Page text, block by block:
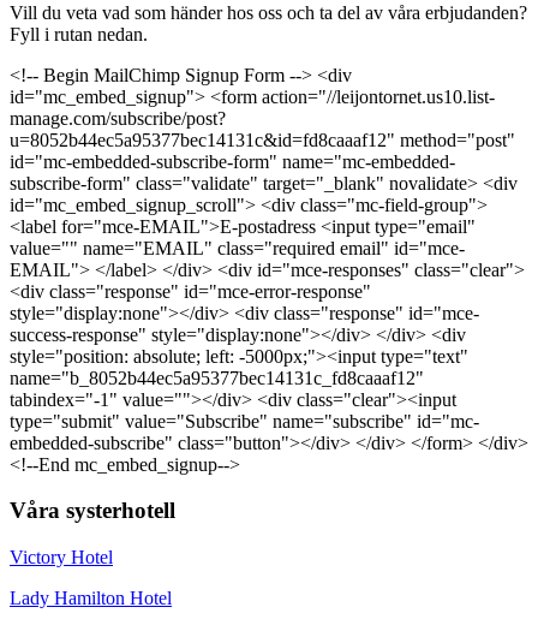
Vill du veta vad som händer hos oss och ta del av våra erbjudanden?
Fyll i rutan nedan.
<!-- Begin MailChimp Signup Form --> <div
id="mc_embed_signup"> <form action="//leijontornet.us10.list-
manage.com/subscribe/post?
u=8052b44ec5a95377bec14131c&id=fd8caaaf12" method="post"
id="mc-embedded-subscribe-form" name="mc-embedded-
subscribe-form" class="validate" target="_blank" novalidate> <div
id="mc_embed_signup_scroll"> <div class="mc-field-group">
<label for="mce-EMAIL">E-postadress <input type="email"
value="" name="EMAIL" class="required email" id="mce-
EMAIL"> </label> </div> <div id="mce-responses" class="clear">
<div class="response" id="mce-error-response"
style="display:none"></div> <div class="response" id="mce-
success-response" style="display:none"></div> </div> <div
style="position: absolute; left: -5000px;"><input type="text"
name="b_8052b44ec5a95377bec14131c_fd8caaaf12"
tabindex="-1" value=""></div> <div class="clear"><input
type="submit" value="Subscribe" name="subscribe" id="mc-
embedded-subscribe" class="button"></div> </div> </form> </div>
<!--End mc_embed_signup-->
Våra systerhotell
Victory Hotel
Lady Hamilton Hotel